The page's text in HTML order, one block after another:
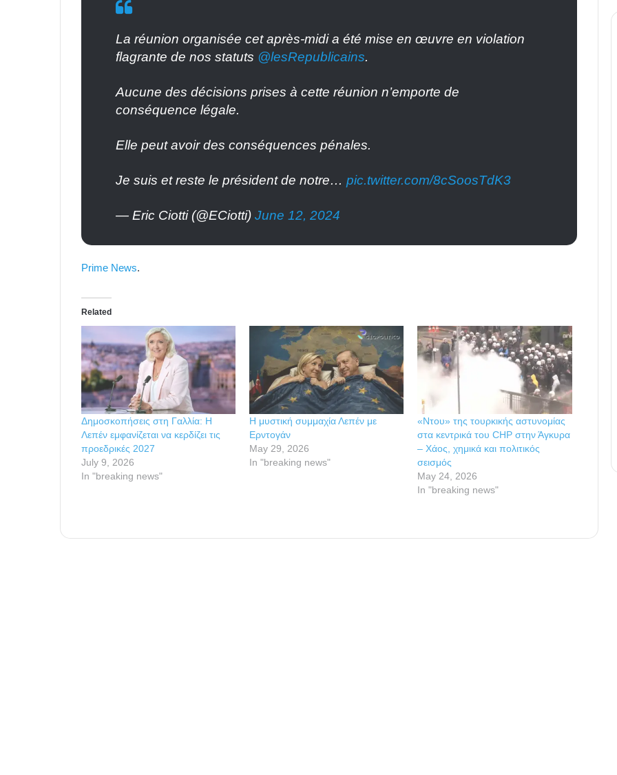
La réunion organisée cet après-midi a été mise en œuvre en violation
flagrante de nos statuts @lesRepublicains.
Aucune des décisions prises à cette réunion n’emporte de
conséquence légale.
Elle peut avoir des conséquences pénales.
Je suis et reste le président de notre… pic.twitter.com/8cSoosTdK3
— Eric Ciotti (@ECiotti) June 12, 2024
Prime News.
Related
Δημοσκοπήσεις στη Γαλλία: Η
Λεπέν εμφανίζεται να κερδίζει τις
προεδρικές 2027
July 9, 2026
In "breaking news"
Η μυστική συμμαχία Λεπέν με
Ερντογάν
May 29, 2026
In "breaking news"
«Ντου» της τουρκικής αστυνομίας
στα κεντρικά του CHP στην Άγκυρα
– Χάος, χημικά και πολιτικός
σεισμός
May 24, 2026
In "breaking news"